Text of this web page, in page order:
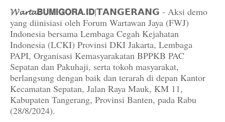
𝓦𝓪𝓻𝓽𝓪𝗕𝗨𝗠𝗜𝗚𝗢𝗥𝗔.𝗜𝗗|𝗧𝗔𝗡𝗚𝗘𝗥𝗔𝗡𝗚 - Aksi demo
yang diinisiasi oleh Forum Wartawan Jaya (FWJ)
Indonesia bersama Lembaga Cegah Kejahatan
Indonesia (LCKI) Provinsi DKI Jakarta, Lembaga
PAPI, Organisasi Kemasyarakatan BPPKB PAC
Sepatan dan Pakuhaji, serta tokoh masyarakat,
berlangsung dengan baik dan terarah di depan Kantor
Kecamatan Sepatan, Jalan Raya Mauk, KM 11,
Kabupaten Tangerang, Provinsi Banten, pada Rabu
(28/8/2024).